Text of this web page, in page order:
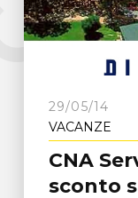
29/05/14
VACANZE
CNA
sconto